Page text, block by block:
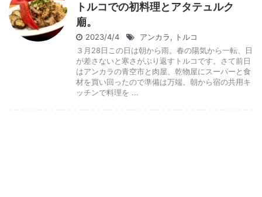
トルコでの初料理とアタテュルク
廟。
2023/4/4 アンカラ, トルコ
３月28日この日は朝から雨。春の陽気から一転、日
が差さないと寒さがぶり返すトルコです。さて前日
はアンカラの青空市と肉屋、乾物屋にスーパーと食
材を買い回ったので準備は万端。朝から宿の共用キ
ッチンで料理を ...